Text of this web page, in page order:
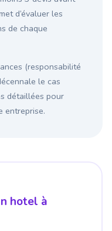
d’évaluer les
de chaque
(responsabilité
le cas
détaillées pour
entreprise.
hotel à